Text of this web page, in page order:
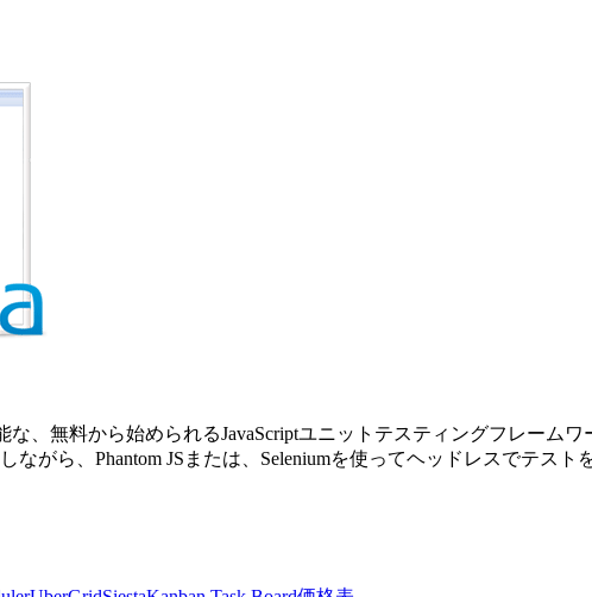
な、無料から始められるJavaScriptユニットテスティングフレーム
ながら、Phantom JSまたは、Seleniumを使ってヘッドレスでテス